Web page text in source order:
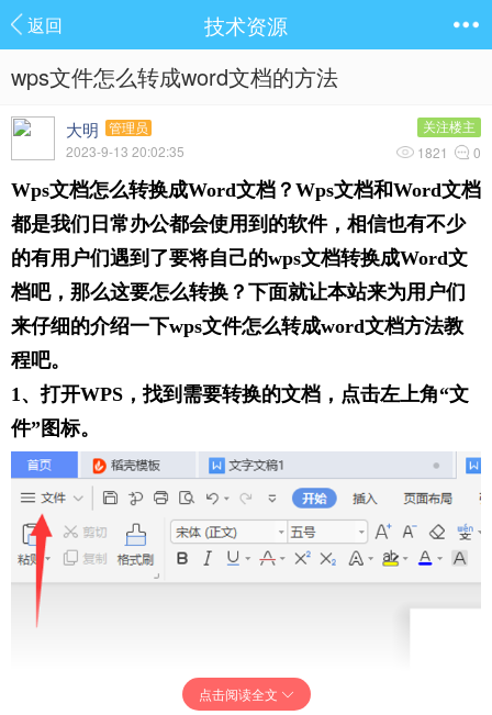
返回 技术资源
wps文件怎么转成word文档的方法
大明 管理员
2023-9-13 20:02:35
关注楼主
1821 0
Wps文档怎么转换成Word文档？Wps文档和Word文档
都是我们日常办公都会使用到的软件，相信也有不少
的有用户们遇到了要将自己的wps文档转换成Word文
档吧，那么这要怎么转换？下面就让本站来为用户们
来仔细的介绍一下wps文件怎么转成word文档方法教
程吧。
1、打开WPS，找到需要转换的文档，点击左上角“文
件”图标。
点击阅读全文